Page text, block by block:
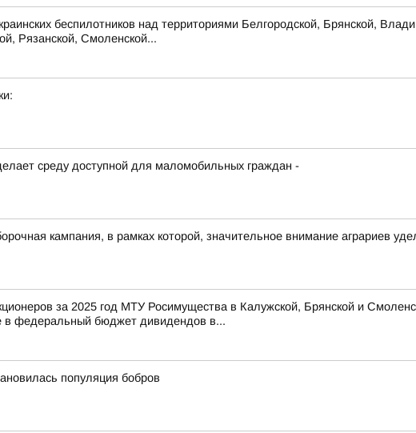
беспилотников над территориями Белгородской, Брянской,
Рязанской, Смоленской...
среду доступной для маломобильных граждан -
кампания, в рамках которой, значительное внимание аграриев
за 2025 год МТУ Росимущества в Калужской, Брянской и
в федеральный бюджет дивидендов в...
популяция бобров